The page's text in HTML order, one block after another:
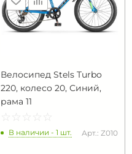
Велосипед Stels Turbo
220, колесо 20, Синий,
рама 11
☆ ☆ ☆ ☆ ☆
★ ★ ★ ★ ★
В наличии - 1 шт. Арт.: Z010